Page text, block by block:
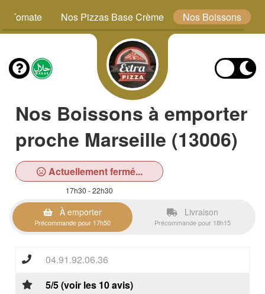
Tomate Nos Pizzas Base Crème Nos Boissons
Nos Boissons à emporter
proche Marseille (13006)
Actuellement fermé...
17h30 - 22h30
À emporter
Précommande pour 17h50
Livraison
Précommande pour 18h15
04.91.92.06.36
5/5 (voir les 10 avis)